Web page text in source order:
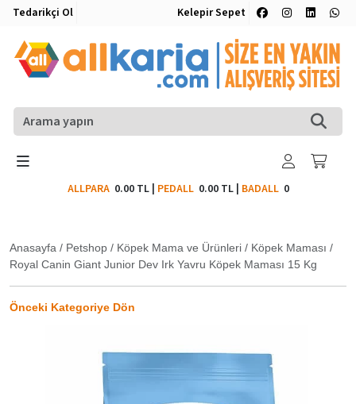
Tedarikçi Ol Kelepir Sepet
ALLPARA 0.00 TL| PEDALL 0.00 TL| BADALL0
Anasayfa / Petshop / Köpek Mama ve Ürünleri / Köpek Maması /
Royal Canin Giant Junior Dev Irk Yavru Köpek Maması 15 Kg
Önceki Kategoriye Dön